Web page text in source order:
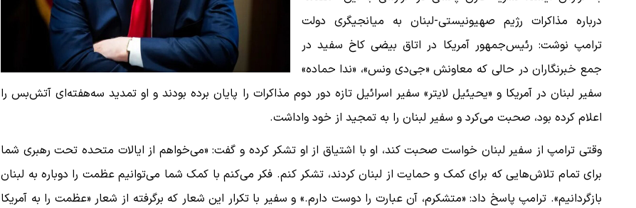
درباره مذاکرات رژیم صهیونیستی-لبنان به میانجیگری دولت
ترامپ نوشت: رئیس‌جمهور آمریکا در اتاق بیضی کاخ سفید در
جمع خبرنگاران در حالی که معاونش «جی‌دی ونس»، «ندا حماده»
سفیر لبنان در آمریکا و «یحیئیل لایتر» سفیر اسرائیل تازه دور دوم مذاکرات را پایان برده بودند و او تمدید سه‌هفته‌ای آتش‌بس را
اعلام کرده بود، صحبت می‌کرد و سفیر لبنان را به تمجید از خود واداشت.
وقتی ترامپ از سفیر لبنان خواست صحبت کند، او با اشتیاق از او تشکر کرده و گفت: «می‌خواهم از ایالات متحده تحت رهبری شما
برای تمام تلاش‌هایی که برای کمک و حمایت از لبنان کردند، تشکر کنم. فکر می‌کنم با کمک شما می‌توانیم عظمت را دوباره به لبنان
بازگردانیم». ترامپ پاسخ داد: «متشکرم، آن عبارت را دوست دارم.» و سفیر با تکرار این شعار که برگرفته از شعار «عظمت را به آمریکا